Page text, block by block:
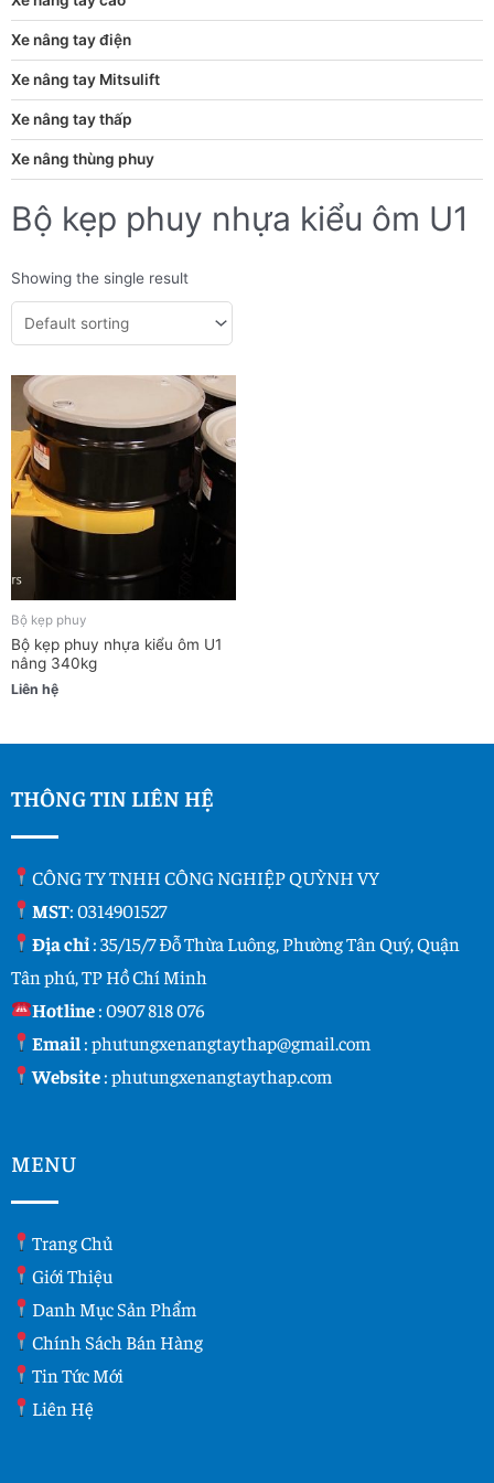
Xe nâng tay điện
Xe nâng tay Mitsulift
Xe nâng tay thấp
Xe nâng thùng phuy
Bộ kẹp phuy nhựa kiểu ôm U1
Showing the single result
Bộ kẹp phuy
Bộ kẹp phuy nhựa kiểu ôm U1
nâng 340kg
Liên hệ
THÔNG TIN LIÊN HỆ
CÔNG TY TNHH CÔNG NGHIỆP QUỲNH VY
MST: 0314901527
Địa chỉ: 35/15/7 Đỗ Thừa Luông, Phường Tân Quý, Quận
Tân phú, TP Hồ Chí Minh
Hotline:0907 818 076
Email :phutungxenangtaythap@gmail.com
Website:phutungxenangtaythap.com
MENU
Trang Chủ
Giới Thiệu
Danh Mục Sản Phẩm
Chính Sách Bán Hàng
Tin Tức Mới
Liên Hệ